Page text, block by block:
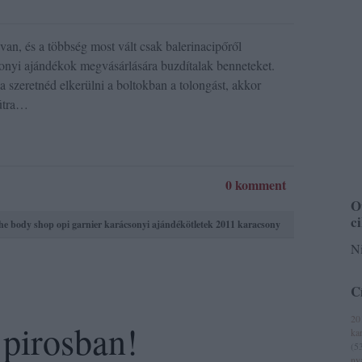
és a többség most vált csak balerinacipőről
ajándékok megvásárlására buzdítalak benneteket.
szeretnéd elkerülni a boltokban a tolongást, akkor
0 komment
body shop opi garnier karácsonyi ajándékötletek 2011 karacsony